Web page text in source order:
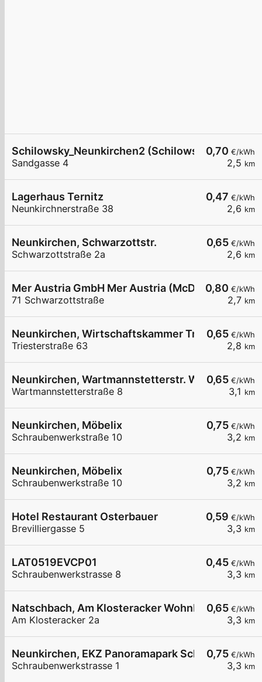
0,70 €/kWh
2,5 km
Schilowsky_Neunkirchen2 (Schilowsky
Sandgasse 4
0,47 €/kWh
2,6 km
Lagerhaus Ternitz
Neunkirchnerstraße 38
0,65 €/kWh
2,6 km
Neunkirchen, Schwarzottstr.
Schwarzottstraße 2a
0,80 €/kWh
2,7 km
Mer Austria GmbH Mer Austria (McD) -
71 Schwarzottstraße
0,65 €/kWh
2,8 km
Neunkirchen, Wirtschaftskammer Triesterstr.
Triesterstraße 63
0,65 €/kWh
3,1 km
Neunkirchen, Wartmannstetterstr. Wohnbau
Wartmannstetterstraße 8
0,75 €/kWh
3,2 km
Neunkirchen, Möbelix
Schraubenwerkstraße 10
0,75 €/kWh
3,2 km
Neunkirchen, Möbelix
Schraubenwerkstraße 10
0,59 €/kWh
3,3 km
Hotel Restaurant Osterbauer
Brevilliergasse 5
0,45 €/kWh
3,3 km
LAT0519EVCP01
Schraubenwerkstrasse 8
0,65 €/kWh
3,3 km
Natschbach, Am Klosteracker Wohnbau
Am Klosteracker 2a
0,75 €/kWh
3,3 km
Neunkirchen, EKZ Panoramapark
Schraubenwerkstrasse 1